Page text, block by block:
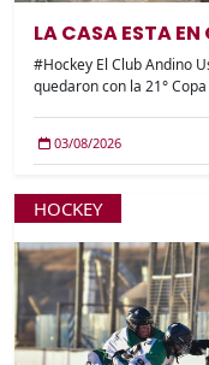
LA CASA ESTA EN
#Hockey El Club Andino
quedaron con la 21°
03/08/2026
HOCKEY